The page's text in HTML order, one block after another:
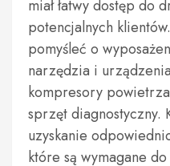
miał łatwy dostęp do
potencjalnych
pomyśleć o
narzędzia i
kompresory
sprzęt diagnostyczny.
uzyskanie
które są wymagane